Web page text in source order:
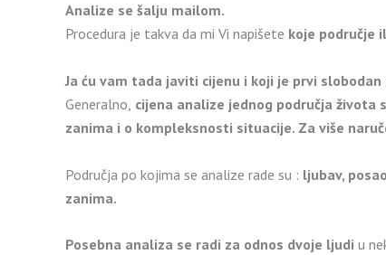
Analize se šalju mailom.
Procedura je takva da mi Vi napišete koje područje
Ja ću vam tada javiti cijenu i koji je prvi
Generalno, cijena analize jednog područja
zanima i o kompleksnosti situacije. Za više
Područja po kojima se analize rade su : ljubav,
zanima.
Posebna analiza se radi za odnos dvoje ljudi u